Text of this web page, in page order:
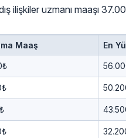
ilişkiler uzmanı maaşı
Maaş En